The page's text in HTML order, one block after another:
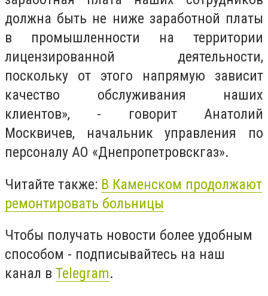
должна быть не ниже заработной платы
в промышленности на территории
лицензированной деятельности,
поскольку от этого напрямую зависит
качество обслуживания наших
клиентов», - говорит Анатолий
Москвичев, начальник управления по
персоналу АО «Днепропетровскгаз».
Читайте также: В Каменском продолжают
ремонтировать больницы
Чтобы получать новости более удобным
способом - подписывайтесь на наш
канал в Telegram.